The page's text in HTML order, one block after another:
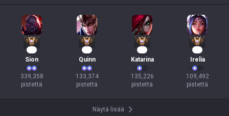
Sion
339,358
pistettä
Quinn
133,374
pistettä
Katarina
135,226
pistettä
Irelia
109,492
pistettä
Näytä lisää